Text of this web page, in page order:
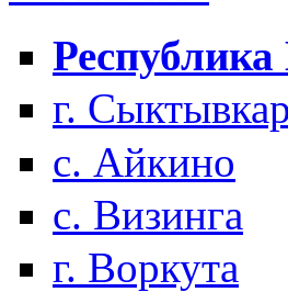
г. Сыктывкар
с. Айкино
с. Визинга
г. Воркута